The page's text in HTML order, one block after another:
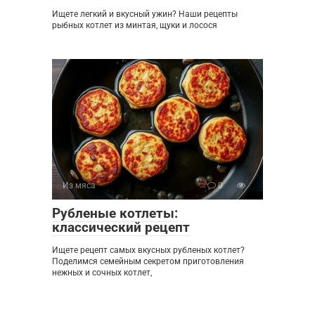
Ищете легкий и вкусный ужин? Наши рецепты
рыбных котлет из минтая, щуки и лосося
Из мяса 0
Рубленые котлеты:
классический рецепт
Ищете рецепт самых вкусных рубленых котлет?
Поделимся семейным секретом приготовления
нежных и сочных котлет,